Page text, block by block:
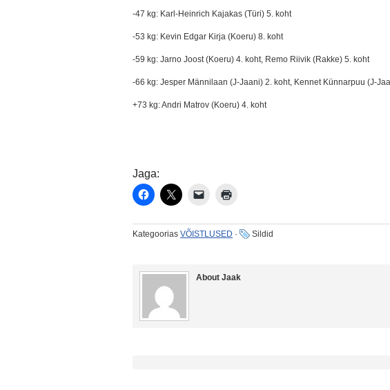
-47 kg: Karl-Heinrich Kajakas (Türi) 5. koht
-53 kg: Kevin Edgar Kirja (Koeru) 8. koht
-59 kg: Jarno Joost (Koeru) 4. koht, Remo Riivik (Rakke) 5. koht
-66 kg: Jesper Männilaan (J-Jaani) 2. koht, Kennet Künnarpuu (J-
+73 kg: Andri Matrov (Koeru) 4. koht
Jaga:
Kategoorias VÕISTLUSED · Sildid
About Jaak